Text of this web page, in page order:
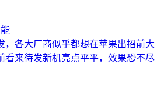
，各大厂商似乎都想在苹果出招前大
看来待发新机亮点平平，效果恐不尽